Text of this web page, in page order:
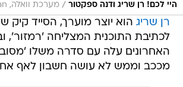
היי לכם! רן שריג ודנה ספקטור / מערכת וואלה, lanceman
רן שריג הוא יוצר מוערך, הסייד קיק
לכתיבת התוכנית המצליחה 'רמזור',
האחרונים עלה עם סדרה משלו
מככב וממש לא עושה חשבון לאף